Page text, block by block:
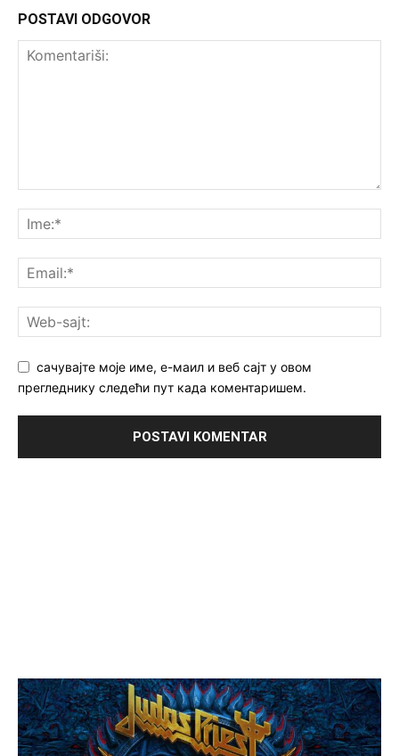
POSTAVI ODGOVOR
сачувајте моје име, е-маил и веб сајт у овом
прегледнику следећи пут када коментаришем.